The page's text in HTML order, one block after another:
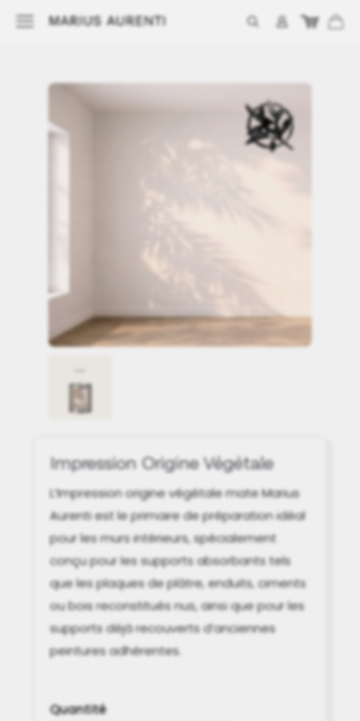
Impression Origine Végétale
L’Impression origine végétale mate Marius
Aurenti est le primaire de préparation idéal
pour les murs intérieurs, spécialement
conçu pour les supports absorbants tels
que les plaques de plâtre, enduits, ciments
ou bois reconstitués nus, ainsi que pour les
supports déjà recouverts d’anciennes
peintures adhérentes.
Quantité